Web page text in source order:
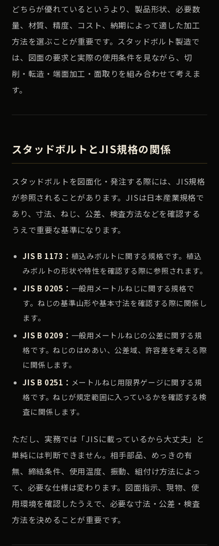
どちらが優れているというより、製品形状、必要数
量、材質、精度、コスト、納期によって適した加工
方法を選ぶことが重要です。スタッドボルト製造で
は、図面の要求と実際の使用条件を見ながら、切
削・転造・端面加工・面取りを組み合わせて考えま
す。
スタッドボルトとJIS規格の関係
スタッドボルトを図面化・発注する際には、JIS規格
が参照されることがあります。JISは日本産業規格で
あり、寸法、ねじ、公差、検査方法などを確認する
うえで重要な基準になります。
JIS B 1173： 植込みボルトに関する規格です。植込
みボルトの形状や特性を確認する際に参照されます。
JIS B 0205： 一般用メートルねじに関する規格で
す。ねじの基準山形や基本寸法を確認する際に関係し
ます。
JIS B 0209： 一般用メートルねじの公差に関する規
格です。ねじのはめあい、公差域、許容差を考える際
に関係します。
JIS B 0251： メートルねじ用限界ゲージに関する規
格です。ねじが規定範囲に入っているかを確認する検
査に関係します。
ただし、実務では「JISに載っているから大丈夫」と
単純には判断できません。相手部品、めっきの有
無、締結条件、使用温度、振動、組付け方法によっ
て、必要な仕様は変わります。図面指示、現物、使
用環境を確認したうえで、必要な寸法・公差・検査
方法を決めることが重要です。